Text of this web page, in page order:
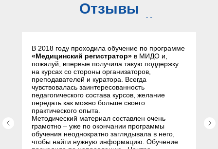
Отзывы
слушателей
В 2018 году проходила обучение по программе
«Медицинский регистратор» в МИДО и,
пожалуй, впервые получила такую поддержку
на курсах со стороны организаторов,
преподавателей и куратора. Всегда
чувствовалась заинтересованность
педагогического состава курсов, желание
передать как можно больше своего
практического опыта.
Методический материал составлен очень
грамотно – уже по окончании программы
обучения неоднократно заглядывала в него,
чтобы найти нужную информацию. Обучение